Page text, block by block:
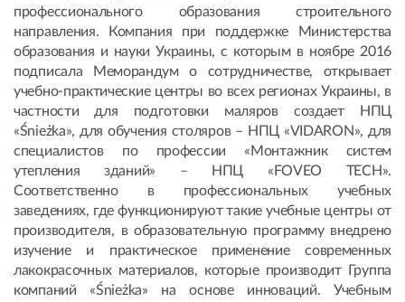
профессионального образования строительного
направления. Компания при поддержке Министерства
образования и науки Украины, с которым в ноябре 2016
подписала Меморандум о сотрудничестве, открывает
учебно-практические центры во всех регионах Украины, в
частности для подготовки маляров создает НПЦ
«Śnieżka», для обучения столяров – НПЦ «VIDARON», для
специалистов по профессии «Монтажник систем
утепления зданий» – НПЦ «FOVEO TECH».
Соответственно в профессиональных учебных
заведениях, где функционируют такие учебные центры от
производителя, в образовательную программу внедрено
изучение и практическое применение современных
лакокрасочных материалов, которые производит Группа
компаний «Śnieżka» на основе инноваций. Учебным